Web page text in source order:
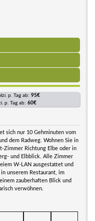
p. Tag ab: 95€
p. Tag ab: 60€
sich nur 10 Gehminuten vom
dem Radweg. Wohnen Sie in
Zimmer Richtung Elbe oder in
und Elbblick. Alle Zimmer
W-LAN ausgestattet und
unserem Restaurant, im
zauberhaften Blick und
verwöhnen.